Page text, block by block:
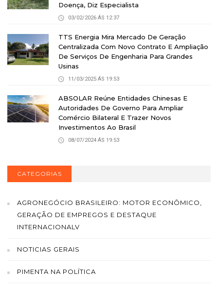
Doença, Diz Especialista
03/02/2026 ÁS 12:37
TTS Energia Mira Mercado De Geração
Centralizada Com Novo Contrato E Ampliação
De Serviços De Engenharia Para Grandes
Usinas
11/03/2025 ÁS 19:53
ABSOLAR Reúne Entidades Chinesas E
Autoridades De Governo Para Ampliar
Comércio Bilateral E Trazer Novos
Investimentos Ao Brasil
08/07/2024 ÁS 19:53
CATEGORIAS
AGRONEGÓCIO BRASILEIRO: MOTOR ECONÔMICO,
GERAÇÃO DE EMPREGOS E DESTAQUE
INTERNACIONALV
NOTICIAS GERAIS
PIMENTA NA POLÍTICA